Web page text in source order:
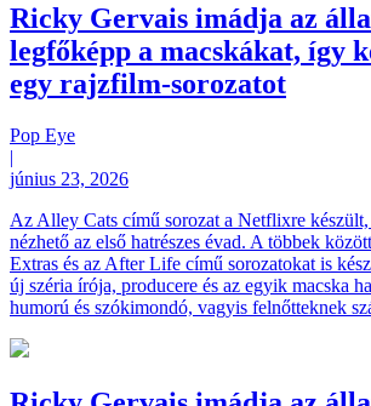
Ricky Gervais imádja az
legfőképp a macskákat, így
egy rajzfilm-sorozatot
Pop Eye
|
június 23, 2026
Az Alley Cats című sorozat a Netflixre készült,
nézhető az első hatrészes évad. A többek
Extras és az After Life című sorozatokat is
új széria írója, producere és az egyik macska
humorú és szókimondó, vagyis felnőtteknek